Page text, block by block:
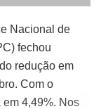
Nacional de
fechou
redução em
Com o
4,49%. Nos